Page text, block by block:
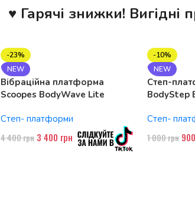
♥ Гарячі знижки! Вигідні
-23%
NEW
Вібраційна платформа
Scoopes BodyWave Lite
Степ- платформи
4 400грн 3 400 грн
-10%
NEW
Степ-
BodyStep
рівні
Степ-
1 000грн 900